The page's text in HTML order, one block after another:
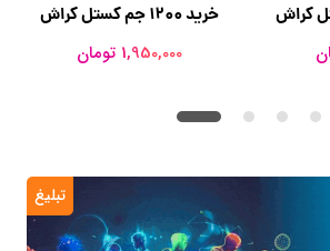
خرید 1200 جم کستل کراش
1,950,000 تومان
تبلیغ